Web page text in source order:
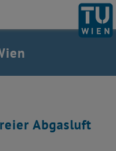
auflisten
Abgasluft